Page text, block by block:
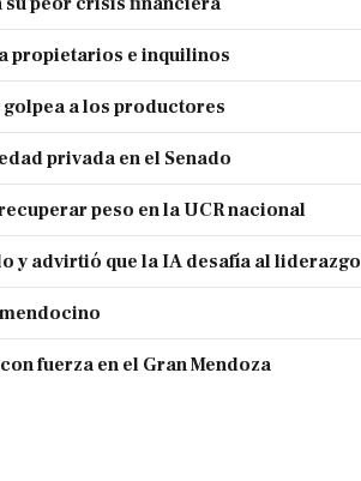
propietarios e inquilinos
a los productores
privada en el Senado
peso en la UCR nacional
y advirtió que la IA desafía al liderazgo
fuerza en el Gran Mendoza